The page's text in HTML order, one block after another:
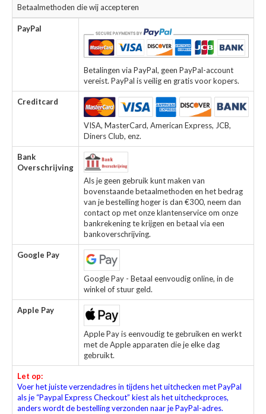
Betaalmethoden die wij accepteren
PayPal
Betalingen via PayPal, geen PayPal-account
vereist. PayPal is veilig en gratis voor kopers.
Creditcard
VISA, MasterCard, American Express, JCB,
Diners Club, enz.
Bank
Overschrijving
Als je geen gebruik kunt maken van
bovenstaande betaalmethoden en het bedrag
van je bestelling hoger is dan €300, neem dan
contact op met onze klantenservice om onze
bankrekening te krijgen en betaal via een
bankoverschrijving.
Google Pay
Google Pay - Betaal eenvoudig online, in de
winkel of stuur geld.
Apple Pay
Apple Pay is eenvoudig te gebruiken en werkt
met de Apple apparaten die je elke dag
gebruikt.
Let op:
Voer het juiste verzendadres in tijdens het uitchecken met PayPal
als je “Paypal Express Checkout” kiest als het uitcheckproces,
anders wordt de bestelling verzonden naar je PayPal-adres.